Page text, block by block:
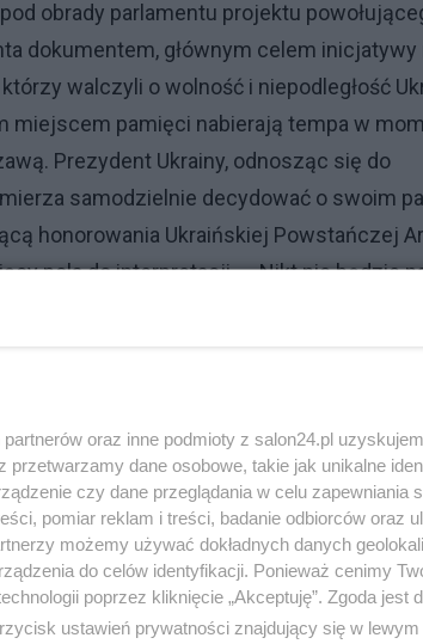
obrady parlamentu projektu
dokumentem, głównym celem inicjatywy
walczyli o wolność i niepodległość
miejscem pamięci nabierają tempa w
Prezydent Ukrainy, odnosząc się do
samodzielnie decydować o swoim
honorowania Ukraińskiej Powstańczej
pola do interpretacji. – Nikt nie będzie
uderzają w stół
oraz inne podmioty z salon24.pl
przetwarzamy dane osobowe, takie jak unikalne
czy dane przeglądania w celu zapewniania
pomiar reklam i treści, badanie odbiorców oraz
możemy używać dokładnych danych
do celów identyfikacji. Ponieważ cenimy
poprzez kliknięcie „Akceptuję”. Zgoda jest
ustawień prywatności znajdujący się w